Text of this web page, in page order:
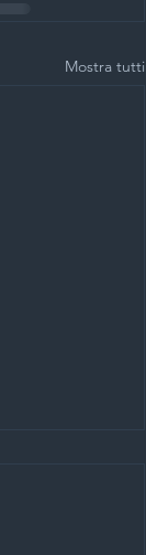
Mostra tutti